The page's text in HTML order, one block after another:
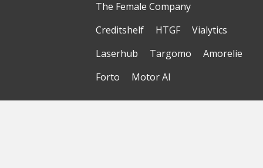
The Female Company
Creditshelf
HTGF
Vialytics
Laserhub
Targomo
Amorelie
Forto
Motor AI